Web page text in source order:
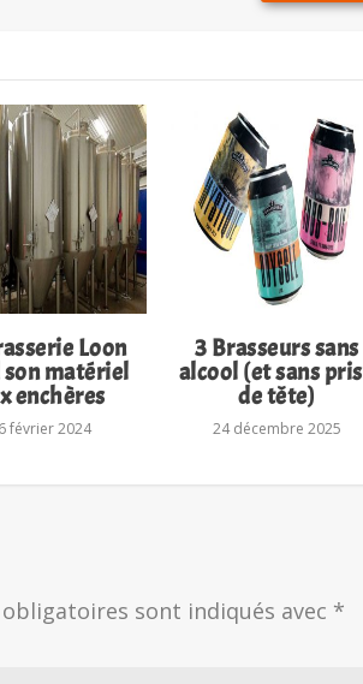
Loon
son matériel
enchères
février 2024
3 Brasseurs sans
alcool (et sans
de tête)
24 décembre 2025
obligatoires sont indiqués avec *